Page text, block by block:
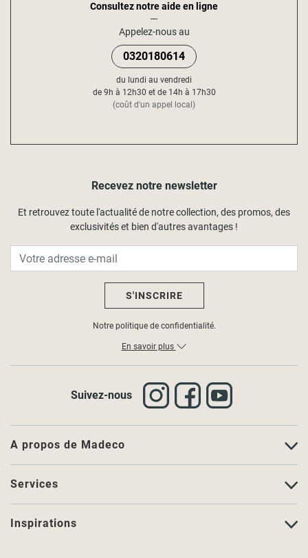
A propos de Madeco
Services
Inspirations
Recevez notre newsletter
Et retrouvez toute l'actualité de notre collection, des promos, des
exclusivités et bien d'autres avantages !
S'INSCRIRE
Notre politique de confidentialité.
En savoir plus
Suivez-nous
Consultez notre aide en ligne
Appelez-nous au
0320180614
du lundi au vendredi
de 9h à 12h30 et de 14h à 17h30
(coût d'un appel local)